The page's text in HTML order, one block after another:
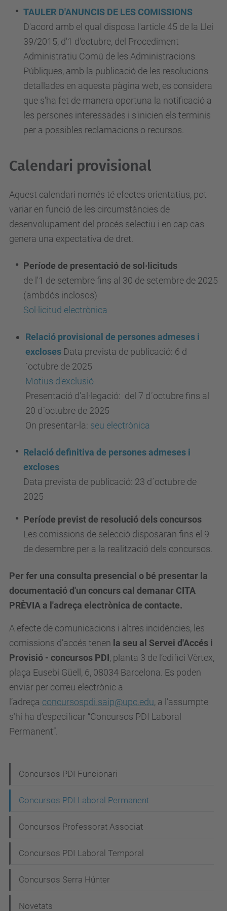
TAULER D'ANUNCIS DE LES COMISSIONS
D'acord amb el qual disposa l'article 45 de la Llei
39/2015, d'1 d'octubre, del Procediment
Administratiu Comú de les Administracions
Públiques, amb la publicació de les resolucions
detallades en aquesta pàgina web, es considera
que s'ha fet de manera oportuna la notificació a
les persones interessades i s'inicien els terminis
per a possibles reclamacions o recursos.
Calendari provisional
Aquest calendari només té efectes orientatius, pot
variar en funció de les circumstàncies de
desenvolupament del procés selectiu i en cap cas
genera una expectativa de dret.
Període de presentació de sol·licituds
de l'1 de setembre fins al 30 de setembre de 2025
(ambdós inclosos)
Sol·licitud electrònica
Relació provisional de persones admeses i
excloses Data prevista de publicació: 6 d
´octubre de 2025
Motius d'exclusió
Presentació d'al·legació: del 7 d´octubre fins al
20 d´octubre de 2025
On presentar-la: seu electrònica
Relació definitiva de persones admeses i
excloses
Data prevista de publicació: 23 d´octubre de
2025
Període previst de resolució dels concursos
Les comissions de selecció disposaran fins el 9
de desembre per a la realització dels concursos.
Per fer una consulta presencial o bé presentar la
documentació d'un concurs cal demanar CITA
PRÈVIA a l'adreça electrònica de contacte.
A efecte de comunicacions i altres incidències, les
comissions d’accés tenen la seu al Servei d'Accés i
Provisió - concursos PDI, planta 3 de l’edifici Vèrtex,
plaça Eusebi Güell, 6, 08034 Barcelona. Es poden
enviar per correu electrònic a
l’adreça concursospdi.saip@upc.edu, a l’assumpte
s’hi ha d’especificar “Concursos PDI Laboral
Permanent”.
a
v
g
a
i
Concursos PDI Funcionari
Concursos PDI Laboral Permanent
Concursos Professorat Associat
Concursos PDI Laboral Temporal
Concursos Serra Húnter
Novetats